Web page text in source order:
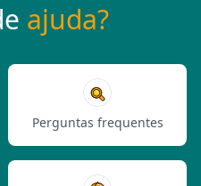
ajuda?
Perguntas frequentes